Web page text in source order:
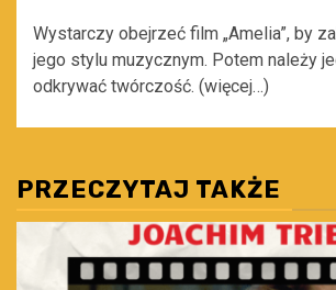
Wystarczy obejrzeć film „Amelia”, by
jego stylu muzycznym. Potem należy
odkrywać twórczość. (więcej…)
PRZECZYTAJ TAKŻE